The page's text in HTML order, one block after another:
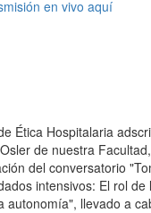
en vivo aquí
Ética Hospitalaria
de nuestra
del conversatorio
intensivos: El rol de
autonomía", llevado a